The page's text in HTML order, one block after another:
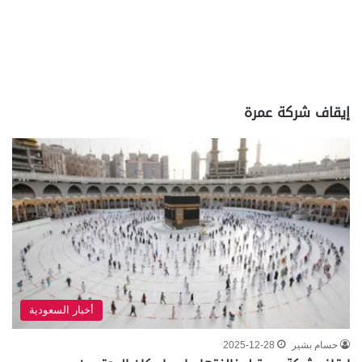
إيقاف شركة عمرة
أخبار السعودية
حسام بشير 2025-12-28